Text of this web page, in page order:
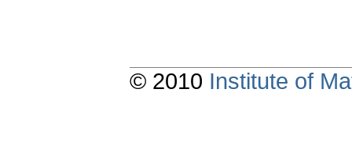
© 2010 Institute of